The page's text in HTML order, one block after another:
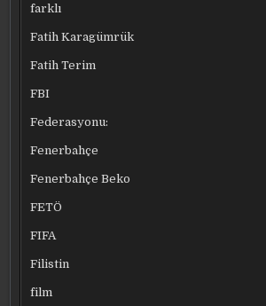
farklı
Fatih Karagümrük
Fatih Terim
FBI
Federasyonu:
Fenerbahçe
Fenerbahçe Beko
FETÖ
FIFA
Filistin
film